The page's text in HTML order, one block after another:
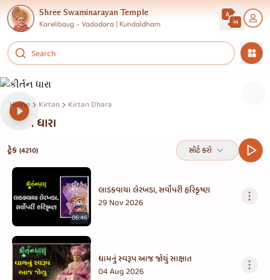
Shree Swaminarayan Temple
Karelibaug - Vadodara | Kundaldham
Home Kirtan Kirtan Dhara
કીર્તન ધારા
ટ્રેક (4210) સૉર્ટ કરો
06:46
લાડકવાયા લેરખડા, સર્વોપરી હરિકૃષ્ણ
29 Nov 2026
ધામનું સ્વરૂપ આજ જોયું સાક્ષાત
04 Aug 2026